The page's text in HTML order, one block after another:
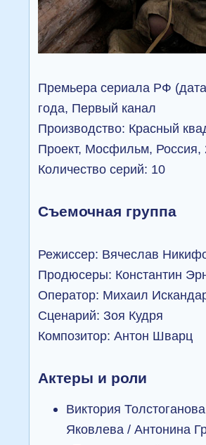
Премьера сериала РФ
года, Первый канал
Производство: Красный
Проект, Мосфильм, Россия,
Количество серий: 10
Съемочная группа
Режиссер: Вячеслав
Продюсеры: Константин
Оператор: Михаил
Сценарий: Зоя Кудря
Композитор: Антон Шварц
Актеры и роли
Виктория
Яковлева / Антонина